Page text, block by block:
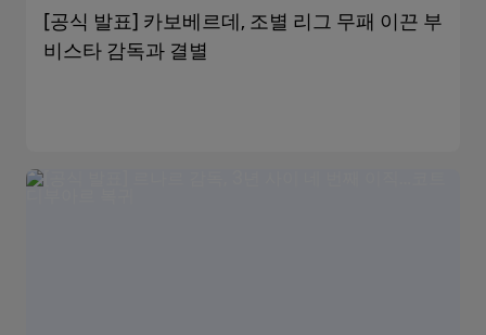
[공식 발표] 카보베르데, 조별 리그 무패 이끈 부
비스타 감독과 결별